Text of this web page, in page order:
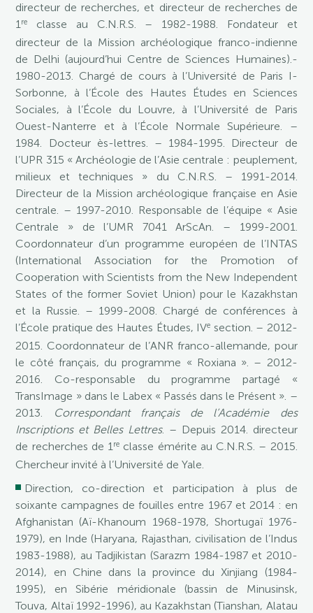
directeur de recherches, et directeur de recherches de
1re
classe au C.N.R.S. – 1982-1988. Fondateur et
directeur de la Mission archéologique franco-indienne
de Delhi (aujourd’hui Centre de Sciences Humaines).-
1980-2013. Chargé de cours à l’Université de Paris I-
Sorbonne, à l’École des Hautes Études en Sciences
Sociales, à l’École du Louvre, à l’Université de Paris
Ouest-Nanterre et à l’École Normale Supérieure. –
1984. Docteur ès-lettres. – 1984-1995. Directeur de
l’UPR 315 « Archéologie de l’Asie centrale : peuplement,
milieux et techniques » du C.N.R.S. – 1991-2014.
Directeur de la Mission archéologique française en Asie
centrale. – 1997-2010. Responsable de l’équipe « Asie
Centrale » de l’UMR 7041 ArScAn. – 1999-2001.
Coordonnateur d’un programme européen de l’INTAS
(International Association for the Promotion of
Cooperation with Scientists from the New Independent
States of the former Soviet Union) pour le Kazakhstan
et la Russie. – 1999-2008. Chargé de conférences à
l’École pratique des Hautes Études, IVe section. – 2012-
2015. Coordonnateur de l’ANR franco-allemande, pour
le côté français, du programme « Roxiana ». – 2012-
2016. Co-responsable du programme partagé «
TransImage » dans le Labex « Passés dans le Présent ». –
2013.
Correspondant français de l’Académie des
Inscriptions et Belles Lettres. – Depuis 2014. directeur
de recherches de 1re classe émérite au C.N.R.S. – 2015.
Chercheur invité à l’Université de Yale.
Direction, co-direction et participation à plus de
soixante campagnes de fouilles entre 1967 et 2014 : en
Afghanistan (Aï-Khanoum 1968-1978, Shortugaï 1976-
1979), en Inde (Haryana, Rajasthan, civilisation de l’Indus
1983-1988), au Tadjikistan (Sarazm 1984-1987 et 2010-
2014), en Chine dans la province du Xinjiang (1984-
1995), en Sibérie méridionale (bassin de Minusinsk,
Touva, Altaï 1992-1996), au Kazakhstan (Tianshan, Alatau